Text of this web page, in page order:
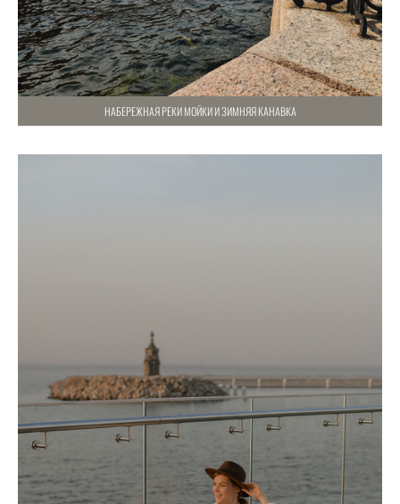
НАБЕРЕЖНАЯ РЕКИ МОЙКИ И ЗИМНЯЯ КАНАВКА